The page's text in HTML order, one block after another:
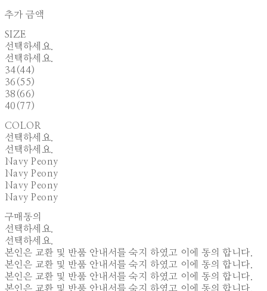
추가 금액
SIZE
선택하세요.
선택하세요.
34(44)
36(55)
38(66)
40(77)
COLOR
선택하세요.
선택하세요.
Navy Peony
Navy Peony
Navy Peony
Navy Peony
구매동의
선택하세요.
선택하세요.
본인은 교환 및 반품 안내서를 숙지 하였고 이에 동의 합니다.
본인은 교환 및 반품 안내서를 숙지 하였고 이에 동의 합니다.
본인은 교환 및 반품 안내서를 숙지 하였고 이에 동의 합니다.
본인은 교환 및 반품 안내서를 숙지 하였고 이에 동의 합니다.